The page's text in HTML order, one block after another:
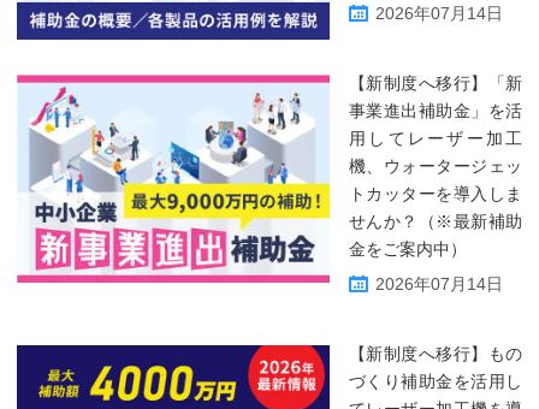
2026年07月14日
【新制度へ移行】「新
事業進出補助金」を活
用してレーザー加工
機、ウォータージェッ
トカッターを導入しま
せんか？（※最新補助
金をご案内中）
2026年07月14日
【新制度へ移行】もの
づくり補助金を活用し